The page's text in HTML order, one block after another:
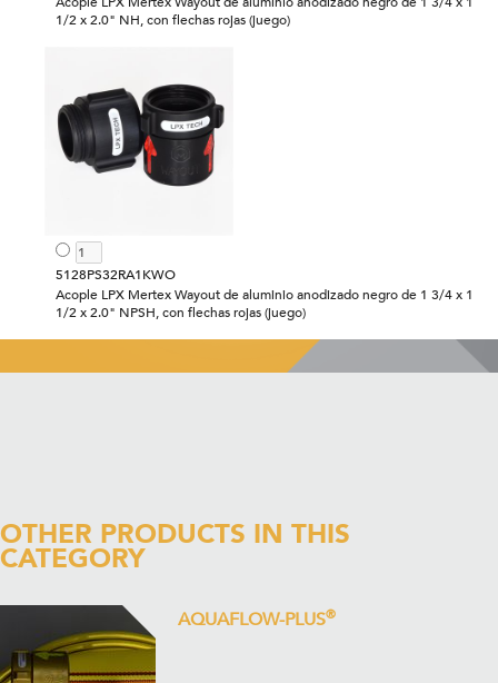
1/2 x 2.0" NH, con flechas rojas (juego)
5128PS32RA1KWO
Acople LPX Mertex Wayout de aluminio anodizado negro de 1 3/4 x 1
1/2 x 2.0" NPSH, con flechas rojas (juego)
OTHER PRODUCTS IN THIS
CATEGORY
AQUAFLOW-PLUS®